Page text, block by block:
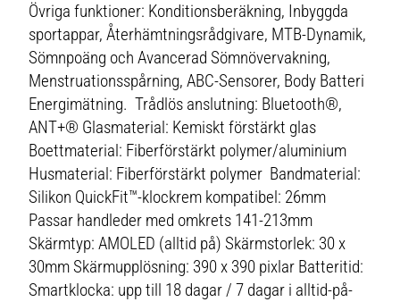
Övriga funktioner: Konditionsberäkning, Inbyggda
sportappar, Återhämtningsrådgivare, MTB-Dynamik,
Sömnpoäng och Avancerad Sömnövervakning,
Menstruationsspårning, ABC-Sensorer, Body Batteri
Energimätning. Trådlös anslutning: Bluetooth®,
ANT+® Glasmaterial: Kemiskt förstärkt glas
Boettmaterial: Fiberförstärkt polymer/aluminium
Husmaterial: Fiberförstärkt polymer Bandmaterial:
Silikon QuickFit™-klockrem kompatibel: 26mm
Passar handleder med omkrets 141-213mm
Skärmtyp: AMOLED (alltid på) Skärmstorlek: 30 x
30mm Skärmupplösning: 390 x 390 pixlar Batteritid:
Smartklocka: upp till 18 dagar / 7 dagar i alltid-på-